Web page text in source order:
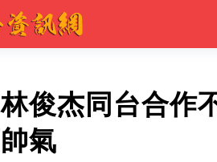
俊杰同台合作
氣